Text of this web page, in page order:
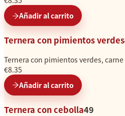
.
.
Añadir al carrito
Ternera con pimientos verdes
Ternera con pimientos verdes,
€8.35
Añadir al carrito
Ternera con cebolla49